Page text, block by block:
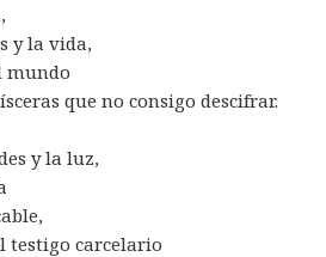
y la vida,
mundo
que no consigo descifrar.
y la luz,
testigo carcelario